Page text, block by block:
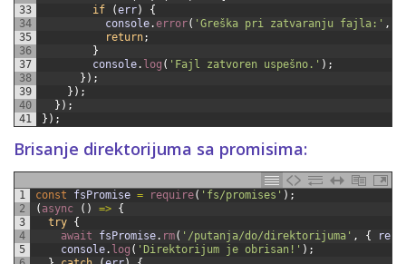
33
34
35
36
37
38
39
40
41
if
(err)
{
console.error( 'Greška pri zatvaranju fajla:' ,
return;
}
console. log ( 'Fajl zatvoren uspešno.' ) ;
} ) ;
} ) ;
} ) ;
} ) ;
Brisanje direktorijuma sa promisima:
1
2
3
4
5
const fsPromise = require( 'fs/promises' ) ;
( async ( ) => {
try {
await fsPromise. rm( '/putanja/do/direktorijuma' , {
console. log ( 'Direktorijum je obrisan!' ) ;